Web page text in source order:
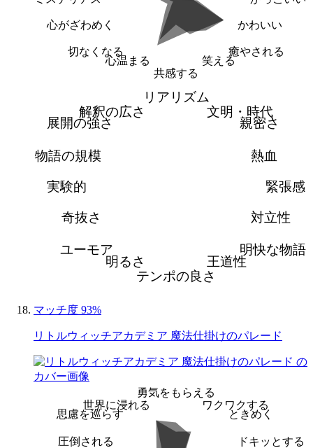
かわいい
癒やされる
笑える
共感する
心温まる
切なくなる
心がざわめく
リアリズム
文明・時代
親密さ
熱血
緊張感
対立性
明快な物語
王道性
テンポの良さ
明るさ
ユーモア
奇抜さ
実験的
物語の規模
展開の強さ
解釈の広さ
マッチ度 93%
リトルウィッチアカデミア 魔法仕掛けのパレード
勇気をもらえる
ワクワクする
ときめく
ドキッとする
圧倒される
思慮を巡らす
世界に浸れる